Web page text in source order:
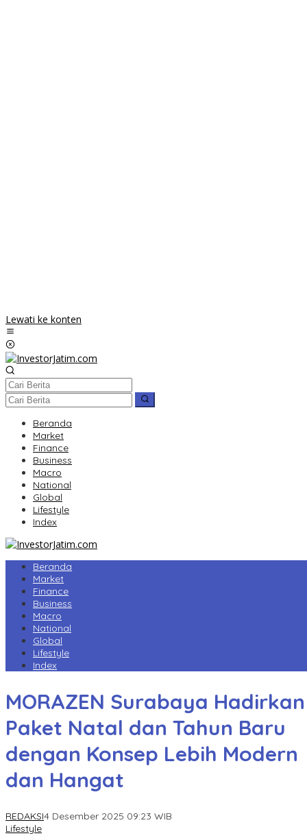
Lewati ke konten
Beranda
Market
Finance
Business
Macro
National
Global
Lifestyle
Index
Beranda
Market
Finance
Business
Macro
National
Global
Lifestyle
Index
MORAZEN Surabaya Hadirkan
Paket Natal dan Tahun Baru
dengan Konsep Lebih Modern
dan Hangat
REDAKSI4 Desember 2025 09:23 WIB
Lifestyle